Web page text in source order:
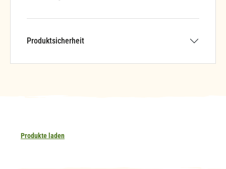
Produktsicherheit
Produkte laden